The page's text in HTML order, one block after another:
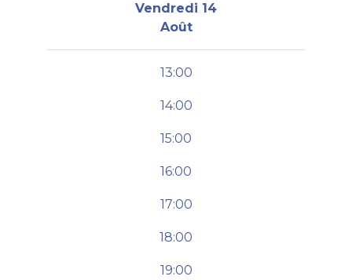
Vendredi 14
Août
13:00
14:00
15:00
16:00
17:00
18:00
19:00